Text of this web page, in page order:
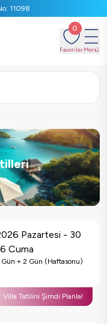
11098
0
FavorilerMenü
Pazartesi - 30
Cuma
Gün + 2 Gün (Haftasonu)
Villa Tatilini Şimdi Planla!